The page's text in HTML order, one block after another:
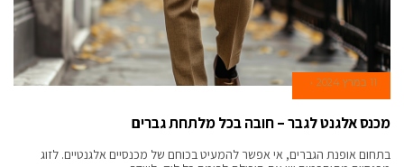
11 במרץ 2024
מכנס אלגנט לגבר – חובה בכל מלתחת גברים
בתחום אופנת הגברים, אי אפשר להמעיט בכוחם של מכנסיים אלגנטיים. לזוג